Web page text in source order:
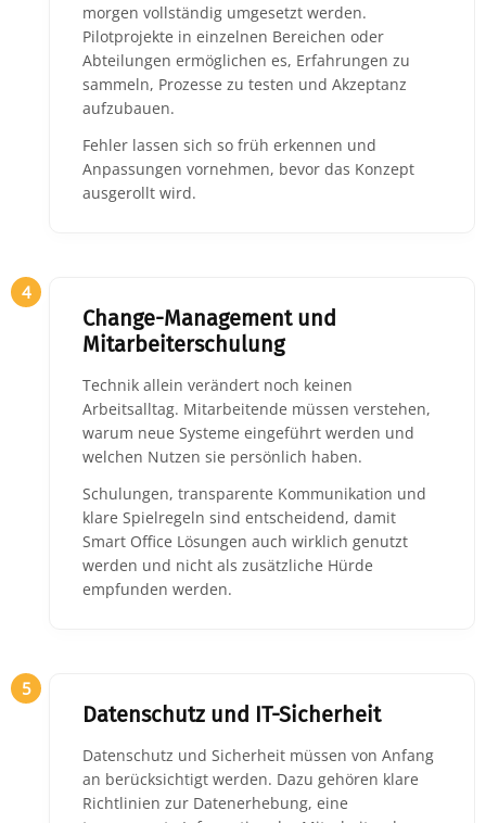
morgen vollständig umgesetzt werden.
Pilotprojekte in einzelnen Bereichen oder
Abteilungen ermöglichen es, Erfahrungen zu
sammeln, Prozesse zu testen und Akzeptanz
aufzubauen.
Fehler lassen sich so früh erkennen und
Anpassungen vornehmen, bevor das Konzept
ausgerollt wird.
4
Change-Management und
Mitarbeiterschulung
Technik allein verändert noch keinen
Arbeitsalltag. Mitarbeitende müssen verstehen,
warum neue Systeme eingeführt werden und
welchen Nutzen sie persönlich haben.
Schulungen, transparente Kommunikation und
klare Spielregeln sind entscheidend, damit
Smart Office Lösungen auch wirklich genutzt
werden und nicht als zusätzliche Hürde
empfunden werden.
5
Datenschutz und IT-Sicherheit
Datenschutz und Sicherheit müssen von Anfang
an berücksichtigt werden. Dazu gehören klare
Richtlinien zur Datenerhebung, eine